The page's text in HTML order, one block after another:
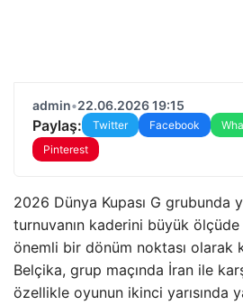
admin•22.06.2026 19:15
Paylaş: Twitter Facebook
Pinterest
2026 Dünya Kupası G grubunda
turnuvanın kaderini büyük
önemli bir dönüm noktası olarak
Belçika, grup maçında İran ile
özellikle oyunun ikinci yarısında